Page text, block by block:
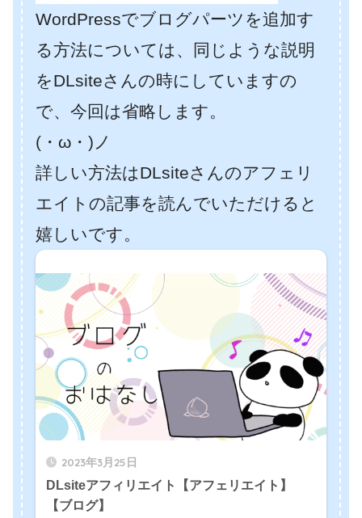
WordPressでブログパーツを追加す
る方法については、同じような説明
をDLsiteさんの時にしていますの
で、今回は省略します。
(・ω・)ノ
詳しい方法はDLsiteさんのアフェリ
エイトの記事を読んでいただけると
嬉しいです。
2023年3月25日
DLsiteアフィリエイト【アフェリエイト】
【ブログ】